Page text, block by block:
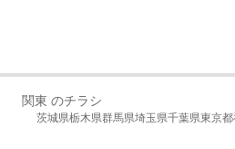
関東 のチラシ
茨城県栃木県群馬県埼玉県千葉県東京都